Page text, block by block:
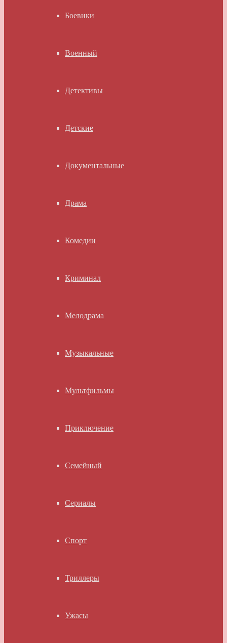
Боевики
Военный
Детективы
Детские
Документальные
Драма
Комедии
Криминал
Мелодрама
Музыкальные
Мультфильмы
Приключение
Семейный
Сериалы
Спорт
Триллеры
Ужасы